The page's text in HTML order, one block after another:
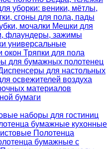
уборки: веники, мётлы,
сгоны для пола, пады
мочалки Мешки для
флаундеры, зажимы
универсальные
окон Тряпки для пола
для бумажных полотенец
для настольных
освежителей воздуха
материалов
бумаги
наборы для гостиниц
бумажные кухонные
Полотенца
бумажные с